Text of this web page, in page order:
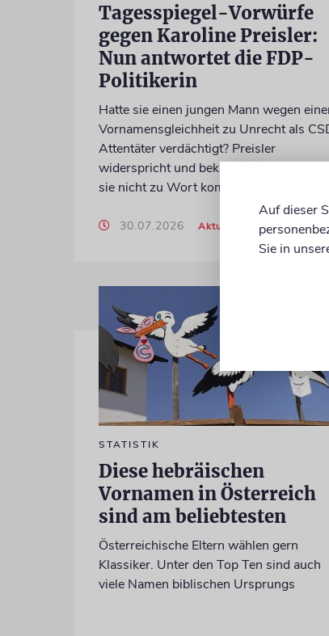
Tagesspiegel-Vorwürfe
gegen Karoline Preisler:
Nun antwortet die FDP-
Politikerin
Hatte sie einen jungen Mann wegen
Vornamensgleichheit zu Unrecht als
Attentäter verdächtigt? Preisler
widerspricht und beklagt, die Zeitung
sie nicht zu Wort kommen lassen
30.07.2026 Aktualisiert
STATISTIK
Diese hebräischen
Vornamen in Österreich
sind am beliebtesten
Österreichische Eltern wählen gern
Klassiker. Unter den Top Ten sind auch
viele Namen biblischen Ursprungs
Auf dieser
Sie in